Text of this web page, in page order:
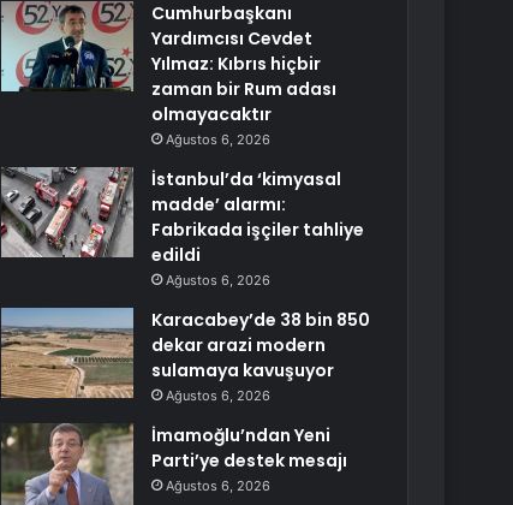
Cumhurbaşkanı
Yardımcısı Cevdet
Yılmaz: Kıbrıs hiçbir
zaman bir Rum adası
olmayacaktır
Ağustos 6, 2026
İstanbul’da ‘kimyasal
madde’ alarmı:
Fabrikada işçiler tahliye
edildi
Ağustos 6, 2026
Karacabey’de 38 bin 850
dekar arazi modern
sulamaya kavuşuyor
Ağustos 6, 2026
İmamoğlu’ndan Yeni
Parti’ye destek mesajı
Ağustos 6, 2026